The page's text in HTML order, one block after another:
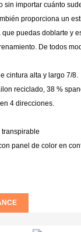
sin importar cuánto
proporciona un
puedas doblarte y
De todos
cintura alta y largo 7/8.
reciclado, 38 %
4 direcciones.
transpirable
panel de color en